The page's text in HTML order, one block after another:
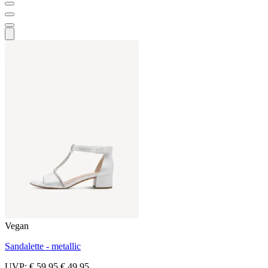
Vegan
Sandalette - metallic